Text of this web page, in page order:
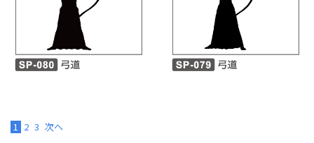
1 2 3 次へ